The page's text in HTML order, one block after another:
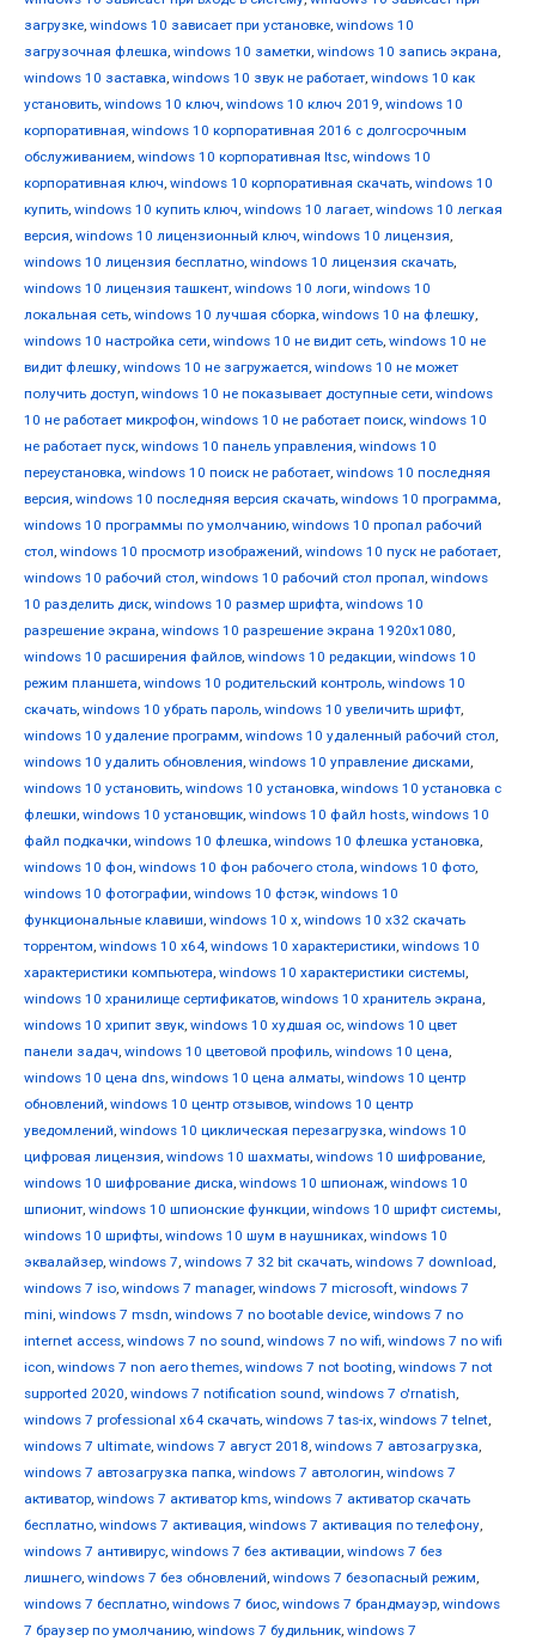
загрузке, windows 10 зависает при установке, windows 10
загрузочная флешка, windows 10 заметки, windows 10 запись экрана,
windows 10 заставка, windows 10 звук не работает, windows 10 как
установить, windows 10 ключ, windows 10 ключ 2019, windows 10
корпоративная, windows 10 корпоративная 2016 с долгосрочным
обслуживанием, windows 10 корпоративная ltsc, windows 10
корпоративная ключ, windows 10 корпоративная скачать, windows 10
купить, windows 10 купить ключ, windows 10 лагает, windows 10 легкая
версия, windows 10 лицензионный ключ, windows 10 лицензия,
windows 10 лицензия бесплатно, windows 10 лицензия скачать,
windows 10 лицензия ташкент, windows 10 логи, windows 10
локальная сеть, windows 10 лучшая сборка, windows 10 на флешку,
windows 10 настройка сети, windows 10 не видит сеть, windows 10 не
видит флешку, windows 10 не загружается, windows 10 не может
получить доступ, windows 10 не показывает доступные сети, windows
10 не работает микрофон, windows 10 не работает поиск, windows 10
не работает пуск, windows 10 панель управления, windows 10
переустановка, windows 10 поиск не работает, windows 10 последняя
версия, windows 10 последняя версия скачать, windows 10 программа,
windows 10 программы по умолчанию, windows 10 пропал рабочий
стол, windows 10 просмотр изображений, windows 10 пуск не работает,
windows 10 рабочий стол, windows 10 рабочий стол пропал, windows
10 разделить диск, windows 10 размер шрифта, windows 10
разрешение экрана, windows 10 разрешение экрана 1920x1080,
windows 10 расширения файлов, windows 10 редакции, windows 10
режим планшета, windows 10 родительский контроль, windows 10
скачать, windows 10 убрать пароль, windows 10 увеличить шрифт,
windows 10 удаление программ, windows 10 удаленный рабочий стол,
windows 10 удалить обновления, windows 10 управление дисками,
windows 10 установить, windows 10 установка, windows 10 установка с
флешки, windows 10 установщик, windows 10 файл hosts, windows 10
файл подкачки, windows 10 флешка, windows 10 флешка установка,
windows 10 фон, windows 10 фон рабочего стола, windows 10 фото,
windows 10 фотографии, windows 10 фстэк, windows 10
функциональные клавиши, windows 10 х, windows 10 х32 скачать
торрентом, windows 10 х64, windows 10 характеристики, windows 10
характеристики компьютера, windows 10 характеристики системы,
windows 10 хранилище сертификатов, windows 10 хранитель экрана,
windows 10 хрипит звук, windows 10 худшая ос, windows 10 цвет
панели задач, windows 10 цветовой профиль, windows 10 цена,
windows 10 цена dns, windows 10 цена алматы, windows 10 центр
обновлений, windows 10 центр отзывов, windows 10 центр
уведомлений, windows 10 циклическая перезагрузка, windows 10
цифровая лицензия, windows 10 шахматы, windows 10 шифрование,
windows 10 шифрование диска, windows 10 шпионаж, windows 10
шпионит, windows 10 шпионские функции, windows 10 шрифт системы,
windows 10 шрифты, windows 10 шум в наушниках, windows 10
эквалайзер, windows 7, windows 7 32 bit скачать, windows 7 download,
windows 7 iso, windows 7 manager, windows 7 microsoft, windows 7
mini, windows 7 msdn, windows 7 no bootable device, windows 7 no
internet access, windows 7 no sound, windows 7 no wifi, windows 7 no wifi
icon, windows 7 non aero themes, windows 7 not booting, windows 7 not
supported 2020, windows 7 notification sound, windows 7 o'rnatish,
windows 7 professional x64 скачать, windows 7 tas-ix, windows 7 telnet,
windows 7 ultimate, windows 7 август 2018, windows 7 автозагрузка,
windows 7 автозагрузка папка, windows 7 автологин, windows 7
активатор, windows 7 активатор kms, windows 7 активатор скачать
бесплатно, windows 7 активация, windows 7 активация по телефону,
windows 7 антивирус, windows 7 без активации, windows 7 без
лишнего, windows 7 без обновлений, windows 7 безопасный режим,
windows 7 бесплатно, windows 7 биос, windows 7 брандмауэр, windows
7 браузер по умолчанию, windows 7 будильник, windows 7